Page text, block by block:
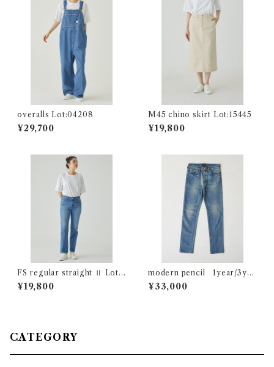
overalls Lot:04208
¥29,700
M45 chino skirt Lot:15445
¥19,800
FS regular straight Ⅱ Lot:2
2002
¥19,800
modern pencil 1year/3yea
rs/7years Lot:04712
¥33,000
CATEGORY